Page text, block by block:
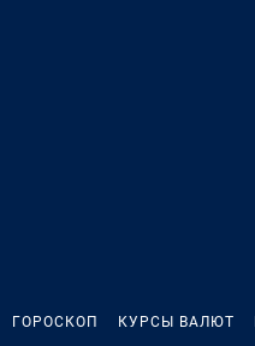
ГОРОСКОП КУРСЫ ВАЛЮТ